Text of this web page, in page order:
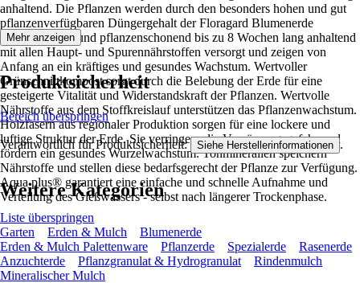
anhaltend. Die Pflanzen werden durch den besonders hohen und gut
pflanzenverfügbaren Düngergehalt der Floragard Blumenerde
bedarfsgerecht und pflanzenschonend bis zu 8 Wochen lang anhaltend
mit allen Haupt- und Spurennährstoffen versorgt und zeigen von
Anfang an ein kräftiges und gesundes Wachstum. Wertvoller
Grünschnittkompost sorgt durch die Belebung der Erde für eine
gesteigerte Vitalität und Widerstandskraft der Pflanzen. Wertvolle
Nährstoffe aus dem Stoffkreislauf unterstützen das Pflanzenwachstum.
Holzfasern aus regionaler Produktion sorgen für eine lockere und
luftige Struktur der Erde. Sie verringern die Vernässungsgefahr und
fördern ein gesundes Wurzelwachstum. Tonmineralien speichern
Nährstoffe und stellen diese bedarfsgerecht der Pflanze zur Verfügung.
Aqua plus® garantiert eine einfache und schnelle Aufnahme und
Verteilung des Gießwassers - selbst nach längerer Trockenphase.
Mehr anzeigen
Produktsicherheit
Bereich überspringen
Verantwortlich für Produktsicherheit: Siehe Herstellerinformationen .
Weitere Kategorien
Liste überspringen
Garten
Erden & Mulch
Blumenerde
Erden & Mulch Palettenware
Pflanzerde Spezialerde
Rasenerde
Anzuchterde
Pflanzgranulat & Hydrogranulat
Rindenmulch
Mineralischer Mulch